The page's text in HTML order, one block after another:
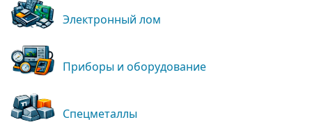
Электронный лом
Приборы и оборудование
Спецметаллы